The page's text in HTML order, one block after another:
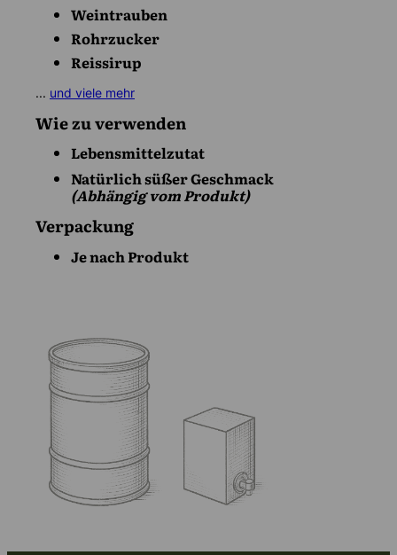
Weintrauben
Rohrzucker
Reissirup
... und viele mehr
Wie zu verwenden
Lebensmittelzutat
Natürlich süßer Geschmack
(Abhängig vom Produkt)
Verpackung
Je nach Produkt